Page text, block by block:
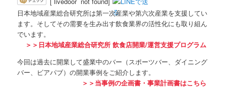
日本地域産業総合研究所は第一次産業や第六次産業を支援してい
ます。そしてその需要を生み出す飲食業界の活性化にも取り組ん
でいます。
＞＞日本地域産業総合研究所 飲食店開業/運営支援プログラム
今回は過去に開業して盛業中のバー（スポーツバー、ダイニング
バー、ビアパブ）の開業事例をご紹介します。
＞＞当事例の企画書・事業計画書はこちら